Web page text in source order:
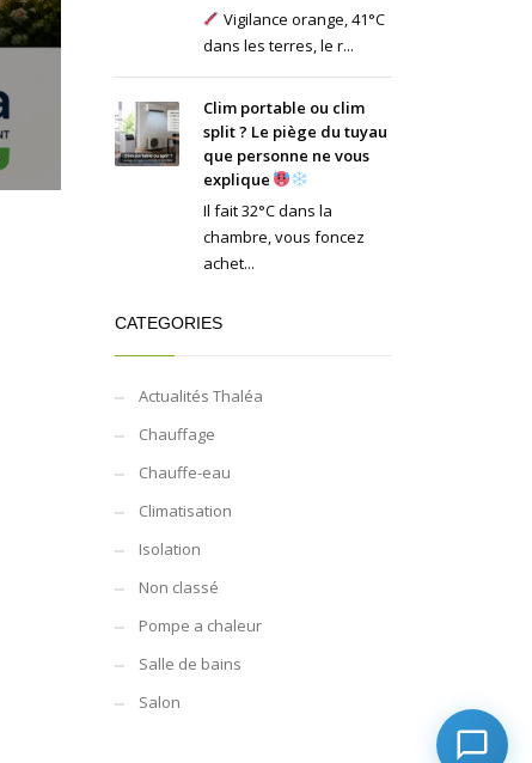
Vigilance orange, 41°C
dans les terres, le r...
Clim portable ou clim
split ? Le piège du tuyau
que personne ne vous
explique
Il fait 32°C dans la
chambre, vous foncez
achet...
CATEGORIES
Actualités Thaléa
Chauffage
Chauffe-eau
Climatisation
Isolation
Non classé
Pompe a chaleur
Salle de bains
Salon